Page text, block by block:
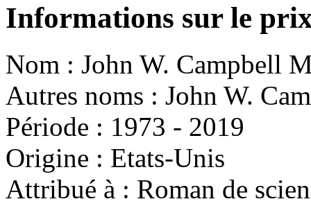
Informations sur le
Nom : John W. Campbell
Autres noms : John W.
Période : 1973 - 2019
Origine : Etats-Unis
Attribué à : Roman de